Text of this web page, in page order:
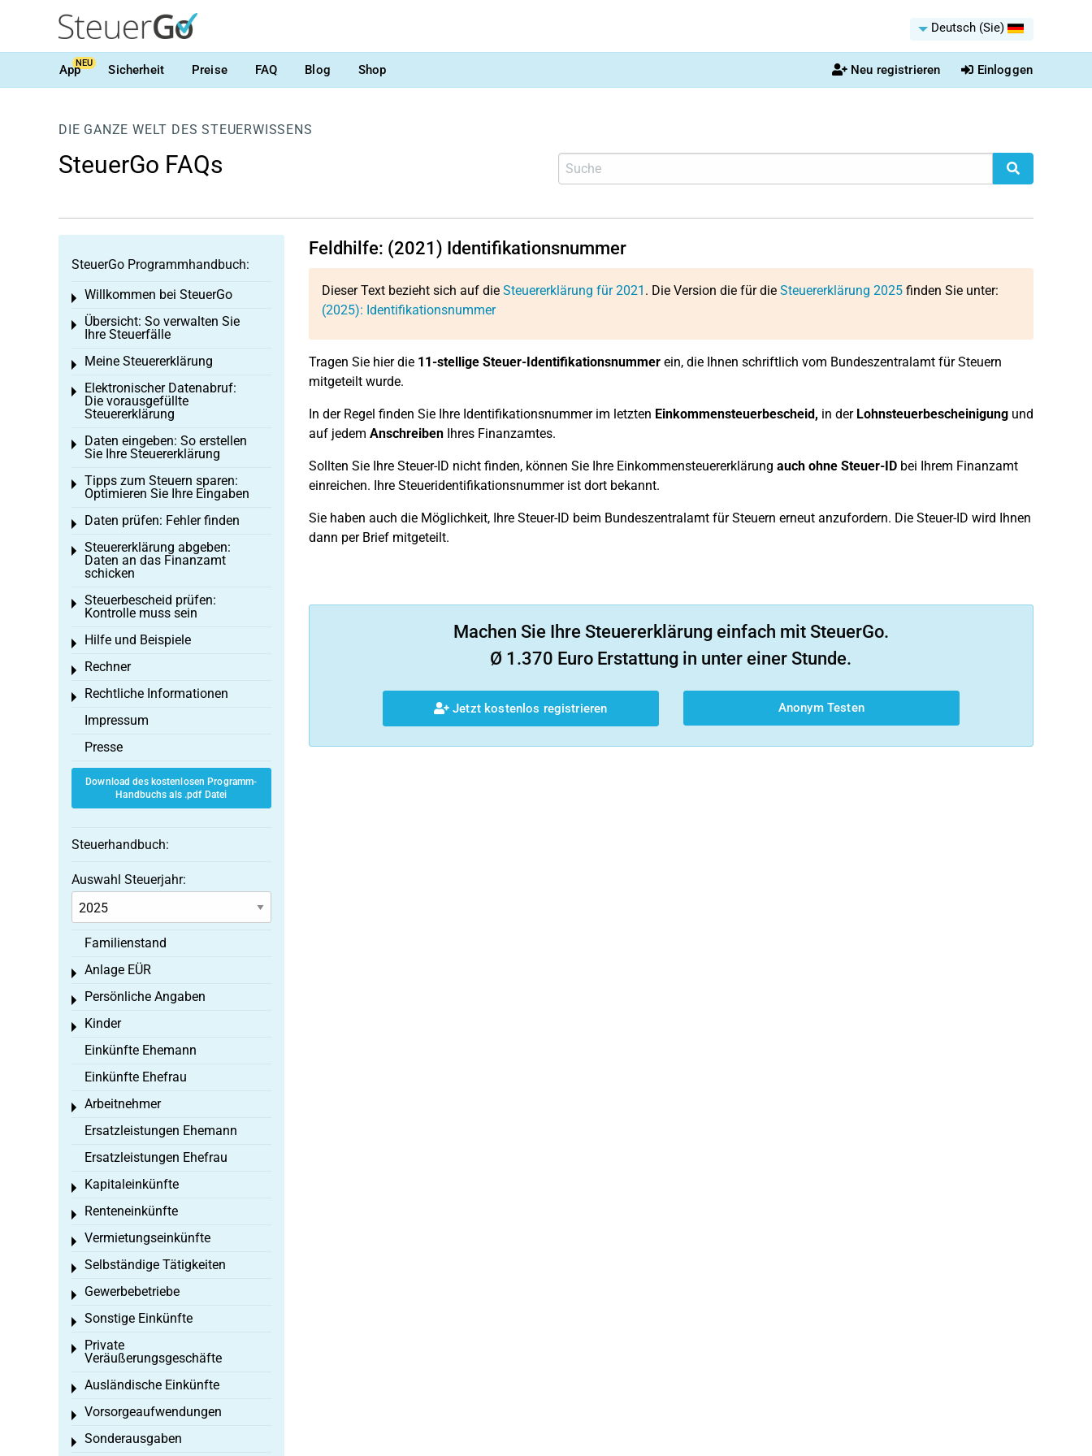
Deutsch (Sie)
AppNEU Sicherheit Preise FAQ Blog Shop Neu registrieren Einloggen
DIE GANZE WELT DES STEUERWISSENS
SteuerGo FAQs
Feldhilfe: (2021) Identifikationsnummer
Dieser Text bezieht sich auf die Steuererklärung für 2021 . Die Version die für die Steuererklärung 2025finden Sie unter:
(2025): Identifikationsnummer
Tragen Sie hier die 11-stellige Steuer-Identifikationsnummerein, die Ihnen schriftlich vom Bundeszentralamt für Steuern
mitgeteilt wurde.
In der Regel finden Sie Ihre Identifikationsnummer im letzten Einkommensteuerbescheid, in der Lohnsteuerbescheinigungund
auf jedem AnschreibenIhres Finanzamtes.
Sollten Sie Ihre Steuer-ID nicht finden, können Sie Ihre Einkommensteuererklärung auch ohne Steuer-IDbei Ihrem Finanzamt
einreichen. Ihre Steueridentifikationsnummer ist dort bekannt.
Sie haben auch die Möglichkeit, Ihre Steuer-ID beim Bundeszentralamt für Steuern erneut anzufordern. Die Steuer-ID wird Ihnen
dann per Brief mitgeteilt.
Machen Sie Ihre Steuererklärung einfach mit SteuerGo.
Ø 1.370 Euro Erstattung in unter einer Stunde.
Jetzt kostenlos registrieren Anonym Testen
SteuerGo Programmhandbuch:
Willkommen bei SteuerGo
Toggle menu
Übersicht: So verwalten Sie
Ihre Steuerfälle
Toggle menu
Meine Steuererklärung
Toggle menu
Elektronischer Datenabruf:
Die vorausgefüllte
Steuererklärung
Toggle menu
Daten eingeben: So erstellen
Sie Ihre Steuererklärung
Toggle menu
Tipps zum Steuern sparen:
Optimieren Sie Ihre Eingaben
Toggle menu
Daten prüfen: Fehler finden
Toggle menu
Steuererklärung abgeben:
Daten an das Finanzamt
schicken
Toggle menu
Steuerbescheid prüfen:
Kontrolle muss sein
Toggle menu
Hilfe und Beispiele
Toggle menu
Rechner
Toggle menu
Rechtliche Informationen
Toggle menu
Impressum
Presse
Download des kostenlosen Programm-
Handbuchs als .pdf Datei
Steuerhandbuch:
Auswahl Steuerjahr:
Familienstand
Anlage EÜR
Toggle menu
Persönliche Angaben
Toggle menu
Kinder
Toggle menu
Einkünfte Ehemann
Einkünfte Ehefrau
Arbeitnehmer
Toggle menu
Ersatzleistungen Ehemann
Ersatzleistungen Ehefrau
Kapitaleinkünfte
Toggle menu
Renteneinkünfte
Toggle menu
Vermietungseinkünfte
Toggle menu
Selbständige Tätigkeiten
Toggle menu
Gewerbebetriebe
Toggle menu
Sonstige Einkünfte
Toggle menu
Private
Veräußerungsgeschäfte
Toggle menu
Ausländische Einkünfte
Toggle menu
Vorsorgeaufwendungen
Toggle menu
Sonderausgaben
Toggle menu